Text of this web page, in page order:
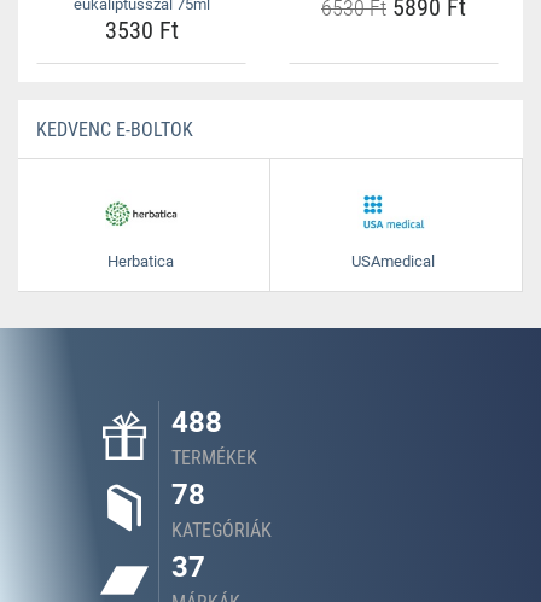
eukaliptusszal 75ml
3530 Ft
6530 Ft 5890 Ft
KEDVENC E-BOLTOK
Herbatica USAmedical
488
TERMÉKEK
78
KATEGÓRIÁK
37